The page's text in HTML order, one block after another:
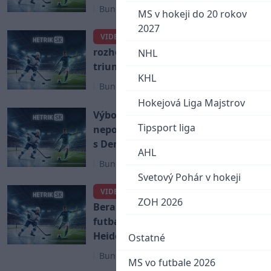
MS v hokeji do 20 rokov
2027
NHL
KHL
Hokejová Liga Majstrov
Tipsport liga
AHL
Svetový Pohár v hokeji
ZOH 2026
Ostatné
MS vo futbale 2026
Bundesliga
VIDEO
rozhodol v Allianz Aréne o
triumfe nad Bayernom Mníchov
Bundesliga
Výborné výkony nezostali
nepovšimnuté. V Nemecku majú
s Denisom Vavrom veľké plány
Bundesliga
VIDEO
Bera v Bundeslige. Slovenský
futbalista si vychutnal obranu
Heidenheimu
Bundesliga